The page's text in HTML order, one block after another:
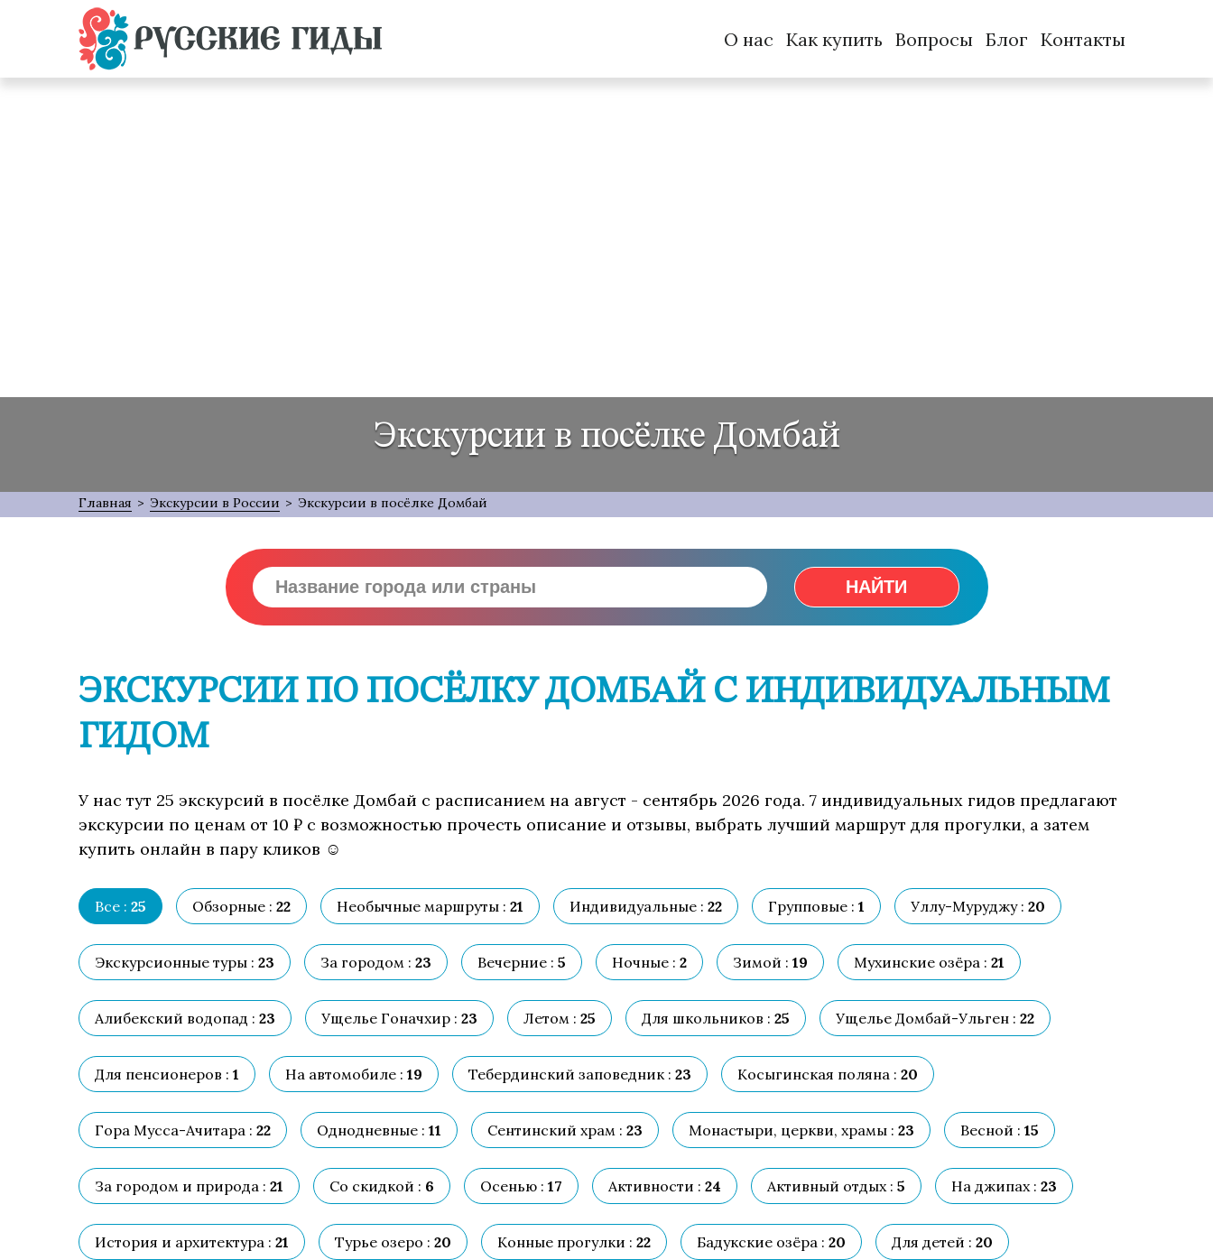
О нас Как купить Вопросы Блог Контакты
Экскурсии в посёлке Домбай
Главная > Экскурсии в России > Экскурсии в посёлке Домбай
НАЙТИ
ЭКСКУРСИИ ПО ПОСЁЛКУ ДОМБАЙ С ИНДИВИДУАЛЬНЫМ
ГИДОМ
У нас тут 25 экскурсий в посёлке Домбай с расписанием на август - сентябрь 2026 года. 7 индивидуальных гидов предлагают
экскурсии по ценам от 10 ₽ с возможностью прочесть описание и отзывы, выбрать лучший маршрут для прогулки, а затем
купить онлайн в пару кликов ☺
Все : 25 Обзорные : 22 Необычные маршруты : 21 Индивидуальные : 22 Групповые : 1 Уллу-Муруджу : 20
Экскурсионные туры : 23 За городом : 23 Вечерние : 5 Ночные : 2 Зимой : 19 Мухинские озёра : 21
Алибекский водопад : 23 Ущелье Гоначхир : 23 Летом : 25 Для школьников : 25 Ущелье Домбай-Ульген : 22
Для пенсионеров : 1 На автомобиле : 19 Тебердинский заповедник : 23 Косыгинская поляна : 20
Гора Мусса-Ачитара : 22 Однодневные : 11 Сентинский храм : 23 Монастыри, церкви, храмы : 23 Весной : 15
За городом и природа : 21 Со скидкой : 6 Осенью : 17 Активности : 24 Активный отдых : 5 На джипах : 23
История и архитектура : 21 Турье озеро : 20 Конные прогулки : 22 Бадукские озёра : 20 Для детей : 20